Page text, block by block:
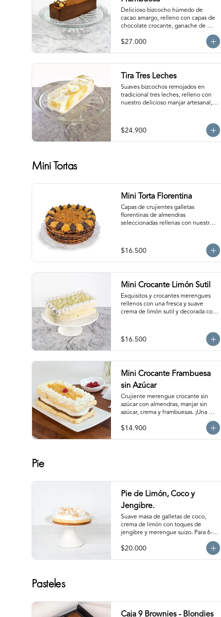
Delicioso bizcocho húmedo de
cacao amargo, relleno con capas de
chocolate crocante, ganache de
frambuesas y nuestro clásico manjar
descongelar  1 hora a temperatura
ambiente antes de servir.
$27.000
Tira Tres Leches
Suaves bizcochos remojados en
tradicional tres leches, relleno con
nuestro delicioso manjar artesanal,
congelado, se recomienda
descongelar de 2 horas a
temperatura ambiente antes de
$24.900
Mini Tortas
Mini Torta Florentina
Capas de crujientes galletas
florentinas de almendras
seleccionadas rellenas con nuestro
Para 6-8 personas. Producto
congelado, se recomienda
descongelar 1 hora refrigerada antes
congelada. Producto elaborado sin
gluten, puede contener trazas.
$16.500
Mini Crocante Limón Sutil
Exquisitos y crocantes merengues
rellenos con una fresca y suave
crema de limón sutil y decorada con
congelado, se recomienda
descongelar de 1 hora a temperatura
ambiente antes de servir.
$16.500
Mini Crocante Frambuesa
sin Azúcar
Crujiente merengue crocante sin
azúcar con almendras, manjar sin
azúcar, crema y frambuesas. ¡Una
Para 6 personas. Producto
$14.900
Pie
Pie de Limón, Coco y
Jengibre.
Suave masa de galletas de coco,
crema de limón con toques de
jengibre y merengue suizo. Para 6-8
personas. Producto congelado, se
recomienda descongelar de 1 a 2
horas a temperatura ambiente antes
$20.000
Pasteles
Caja 9 Brownies - Blondies